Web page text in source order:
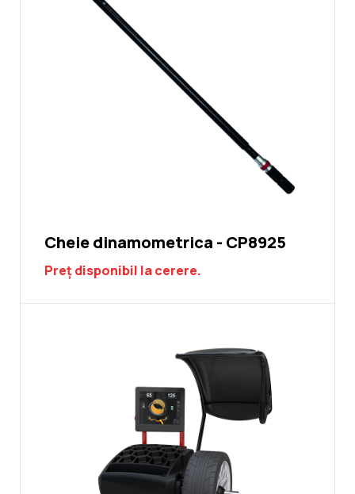
Cheie dinamometrica - CP8925
Preț disponibil la cerere.